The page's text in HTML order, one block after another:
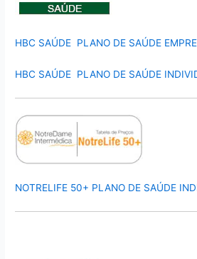
HBC SAÚDE PLANO DE SAÚDE
HBC SAÚDE PLANO DE SAÚDE
NOTRELIFE 50+ PLANO DE SAÚDE